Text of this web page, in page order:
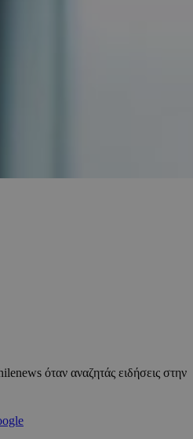
όταν αναζητάς ειδήσεις στην